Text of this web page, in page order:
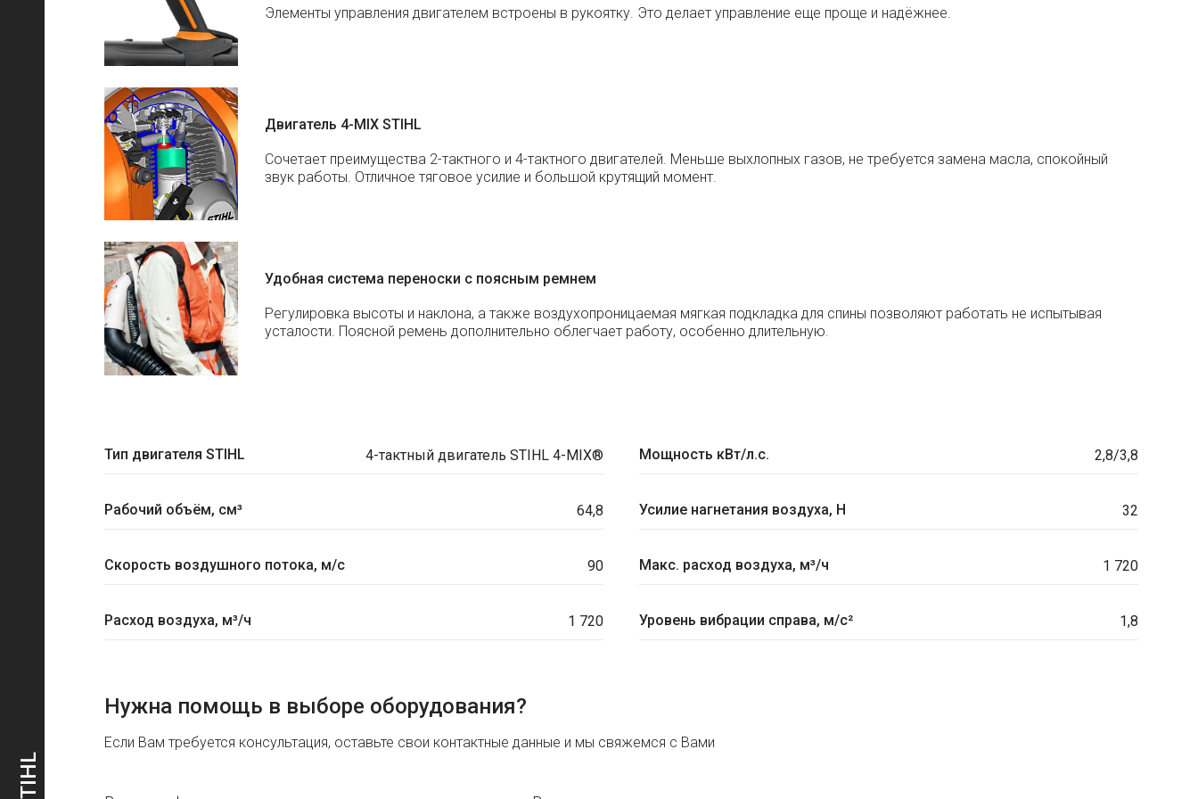
Элементы управления двигателем встроены в рукоятку. Это делает управление еще проще и надёжнее.
Двигатель 4-MIX STIHL
Сочетает преимущества 2-тактного и 4-тактного двигателей. Меньше выхлопных газов, не требуется замена масла, спокойный
звук работы. Отличное тяговое усилие и большой крутящий момент.
Удобная система переноски с поясным ремнем
Регулировка высоты и наклона, а также воздухопроницаемая мягкая подкладка для спины позволяют работать не испытывая
усталости. Поясной ремень дополнительно облегчает работу, особенно длительную.
Тип двигателя STIHL 4-тактный двигатель STIHL 4-MIX®
Рабочий объём, см³ 64,8
Скорость воздушного потока, м/с 90
Расход воздуха, м³/ч 1 720
Мощность кВт/л.с. 2,8/3,8
Усилие нагнетания воздуха, H 32
Макс. расход воздуха, м³/ч 1 720
Уровень вибрации справа, м/с² 1,8
Нужна помощь в выборе оборудования?
Если Вам требуется консультация, оставьте свои контактные данные и мы свяжемся с Вами